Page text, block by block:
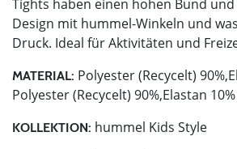
Tights haben einen hohen Bund
Design mit hummel-Winkeln und
Druck. Ideal für Aktivitäten und
MATERIAL: Polyester (Recycelt)
Polyester (Recycelt) 90%,Elastan 10%
KOLLEKTION: hummel Kids Style